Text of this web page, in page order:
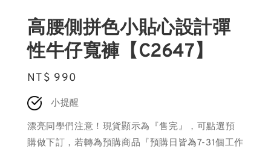
高腰側拼色小貼心設計彈
性牛仔寬褲【C2647】
Regular
price
NT$ 990
小提醒
漂亮同學們注意！現貨顯示為『售完』，可點選預
購做下訂，若轉為預購商品『預購日皆為7-31個工作